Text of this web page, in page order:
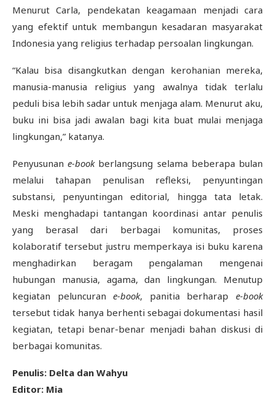
Menurut Carla, pendekatan keagamaan menjadi cara
yang efektif untuk membangun kesadaran masyarakat
Indonesia yang religius terhadap persoalan lingkungan.
“Kalau bisa disangkutkan dengan kerohanian mereka,
manusia-manusia religius yang awalnya tidak terlalu
peduli bisa lebih sadar untuk menjaga alam. Menurut aku,
buku ini bisa jadi awalan bagi kita buat mulai menjaga
lingkungan,” katanya.
Penyusunane-bookberlangsung selama beberapa bulan
melalui tahapan penulisan refleksi, penyuntingan
substansi, penyuntingan editorial, hingga tata letak.
Meski menghadapi tantangan koordinasi antar penulis
yang berasal dari berbagai komunitas, proses
kolaboratif tersebut justru memperkaya isi buku karena
menghadirkan beragam pengalaman mengenai
hubungan manusia, agama, dan lingkungan. Menutup
kegiatan peluncurane-book, panitia berharape-book
tersebut tidak hanya berhenti sebagai dokumentasi hasil
kegiatan, tetapi benar-benar menjadi bahan diskusi di
berbagai komunitas.
Penulis: Delta dan Wahyu
Editor: Mia